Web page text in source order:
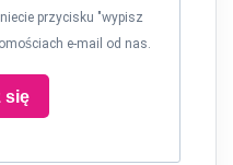
przycisku "wypisz
e-mail od nas.
się